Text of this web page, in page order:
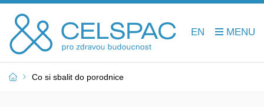
EN
Co si sbalit do porodnice